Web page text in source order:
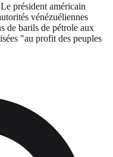
président américain
vénézuéliennes
de barils de pétrole aux
"au profit des peuples